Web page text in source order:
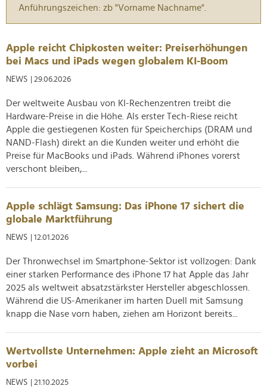
Anführungszeichen: zb "Vorname Nachname".
Apple reicht Chipkosten weiter: Preiserhöhungen
bei Macs und iPads wegen globalem KI-Boom
NEWS | 29.06.2026
Der weltweite Ausbau von KI-Rechenzentren treibt die
Hardware-Preise in die Höhe. Als erster Tech-Riese reicht
Apple die gestiegenen Kosten für Speicherchips (DRAM und
NAND-Flash) direkt an die Kunden weiter und erhöht die
Preise für MacBooks und iPads. Während iPhones vorerst
verschont bleiben,...
Apple schlägt Samsung: Das iPhone 17 sichert die
globale Marktführung
NEWS | 12.01.2026
Der Thronwechsel im Smartphone-Sektor ist vollzogen: Dank
einer starken Performance des iPhone 17 hat Apple das Jahr
2025 als weltweit absatzstärkster Hersteller abgeschlossen.
Während die US-Amerikaner im harten Duell mit Samsung
knapp die Nase vorn haben, ziehen am Horizont bereits...
Wertvollste Unternehmen: Apple zieht an Microsoft
vorbei
NEWS | 21.10.2025